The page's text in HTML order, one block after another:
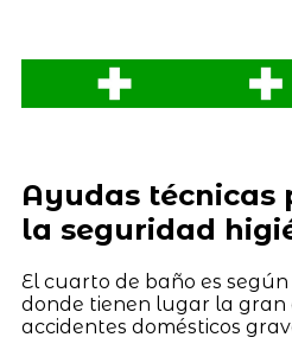
Ayudas técnicas
la seguridad
El cuarto de baño es
donde tienen lugar la gran
accidentes domésticos